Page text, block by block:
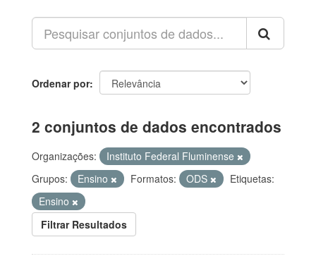
Ordenar por
2 conjuntos de dados encontrados
Organizações:
Instituto Federal Fluminense
Grupos:
Ensino Formatos: ODS
Etiquetas:
Ensino
Filtrar Resultados